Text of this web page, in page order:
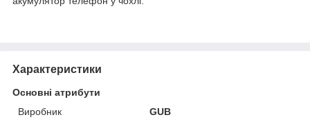
Характеристики
Основні атрибути
Виробник
GUB